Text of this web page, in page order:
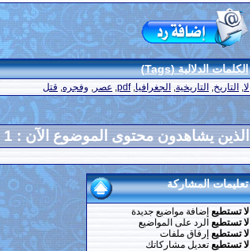
الكلمات الدلالية (Tags)
لا, التاريخ, التاريخية, الجغرافيا,
pdf
, عصر , وفجره, قتل
الذين يشاهدون محتوى الموضوع الآن : 1
تعليمات المشاركة
لا تستطيع إضافة مواضيع جديدة
لا تستطيع الرد على المواضيع
لا تستطيع إرفاق ملفات
لا تستطيع تعديل مشاركاتك